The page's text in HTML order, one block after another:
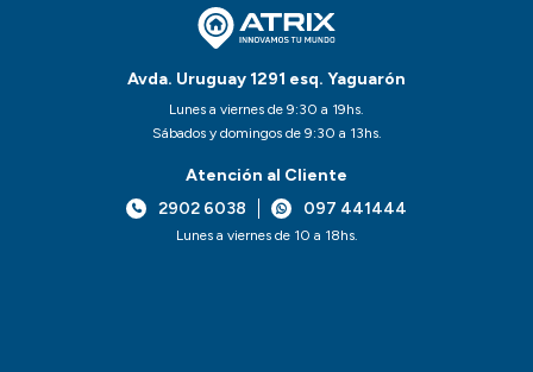
Avda. Uruguay 1291 esq. Yaguarón
Lunes a viernes de 9:30 a 19hs.
Sábados y domingos de 9:30 a 13hs.
Atención al Cliente
2902 6038
097 441444
Lunes a viernes de 10 a 18hs.